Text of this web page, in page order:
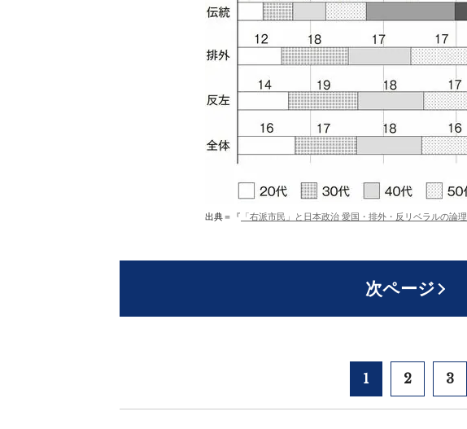
出典＝『 「右派市民」と日本政治 愛国・排外・反リベラルの論理
次ページ
1 2 3